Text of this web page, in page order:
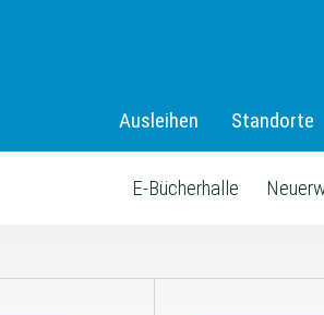
Ausleihen Standorte
E-Bücherhalle